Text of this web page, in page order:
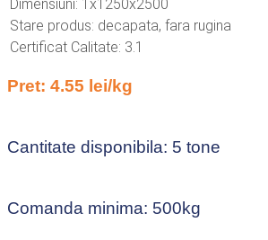
Dimensiuni: 1x1250x2500
Stare produs: decapata, fara rugina
Certificat Calitate: 3.1
Pret: 4.55 lei/kg
Cantitate disponibila: 5 tone
Comanda minima: 500kg